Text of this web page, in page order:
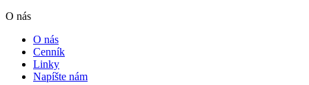
O nás
O nás
Cenník
Linky
Napíšte nám